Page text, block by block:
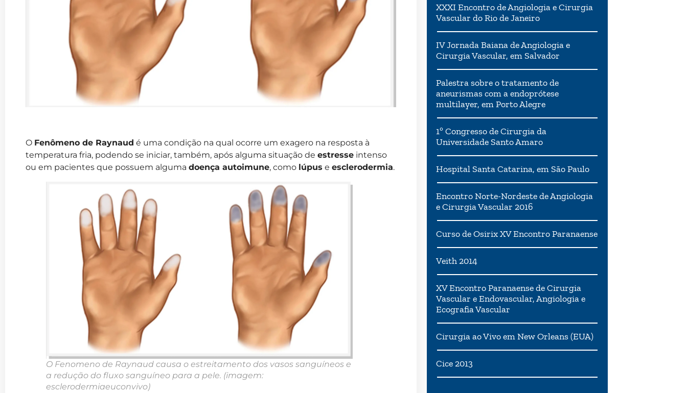
O Fenômeno de Raynaud é uma condição na qual ocorre um exagero na resposta à
temperatura fria, podendo se iniciar, também, após alguma situação de estresse intenso
ou em pacientes que possuem alguma doença autoimune, como lúpus e esclerodermia.
O Fenomeno de Raynaud causa o estreitamento dos vasos sanguíneos e
a redução do fluxo sanguíneo para a pele. (imagem:
esclerodermiaeuconvivo)
XXXI Encontro de Angiologia e Cirurgia
Vascular do Rio de Janeiro
IV Jornada Baiana de Angiologia e
Cirurgia Vascular, em Salvador
Palestra sobre o tratamento de
aneurismas com a endoprótese
multilayer, em Porto Alegre
1º Congresso de Cirurgia da
Universidade Santo Amaro
Hospital Santa Catarina, em São Paulo
Encontro Norte-Nordeste de Angiologia
e Cirurgia Vascular 2016
Curso de Osirix XV Encontro Paranaense
Veith 2014
XV Encontro Paranaense de Cirurgia
Vascular e Endovascular, Angiologia e
Ecografia Vascular
Cirurgia ao Vivo em New Orleans (EUA)
Cice 2013